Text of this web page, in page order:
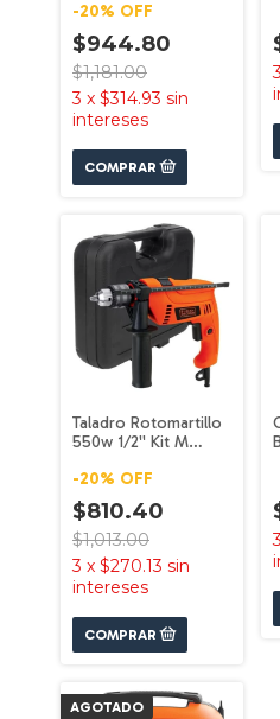
-20% OFF
$944.80
$1,181.00
3 x $314.93 sin
intereses
3
Taladro Rotomartillo
550w 1/2'' Kit M
-20% OFF
$810.40
$1,013.00
3 x $270.13 sin
intereses
3
AGOTADO